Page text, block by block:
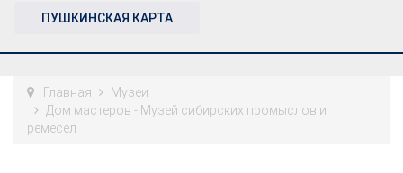
ПУШКИНСКАЯ КАРТА
Главная
Музеи
Дом мастеров - Музей сибирских промыслов и
ремесел